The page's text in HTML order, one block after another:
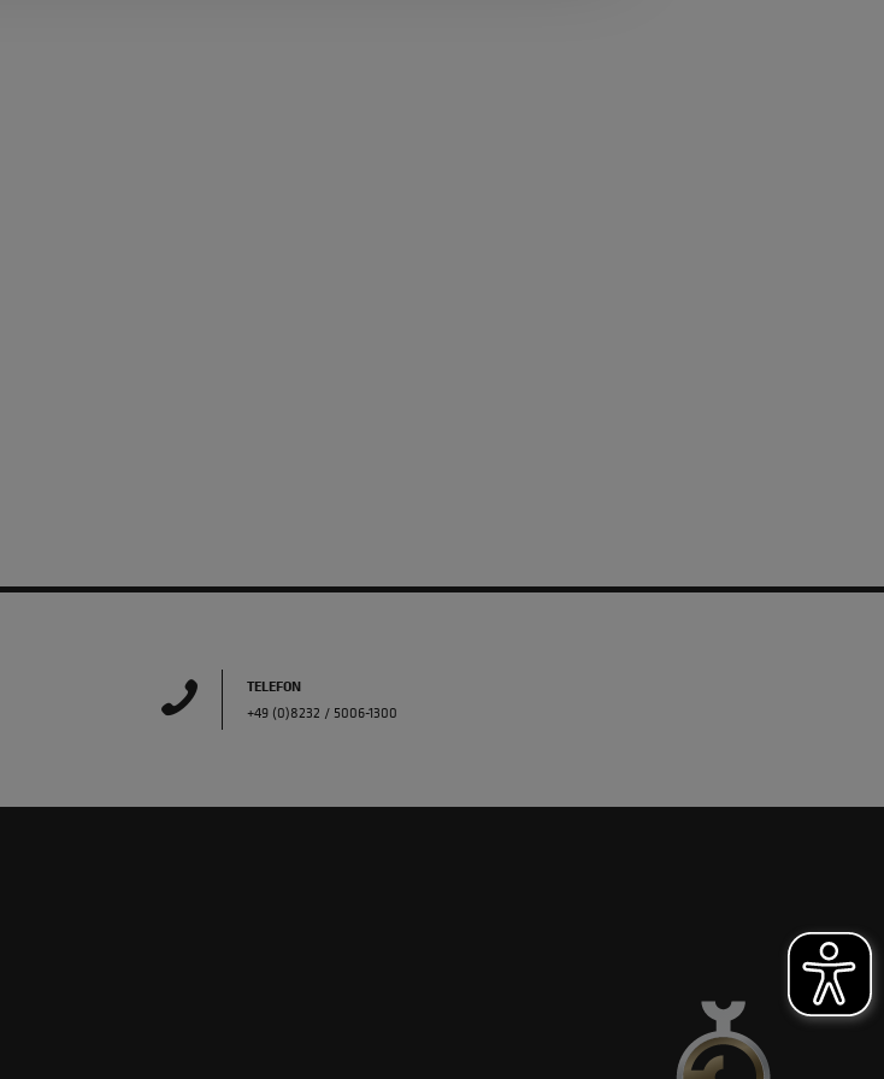
TELEFON
+49 (0)8232 / 5006-1300